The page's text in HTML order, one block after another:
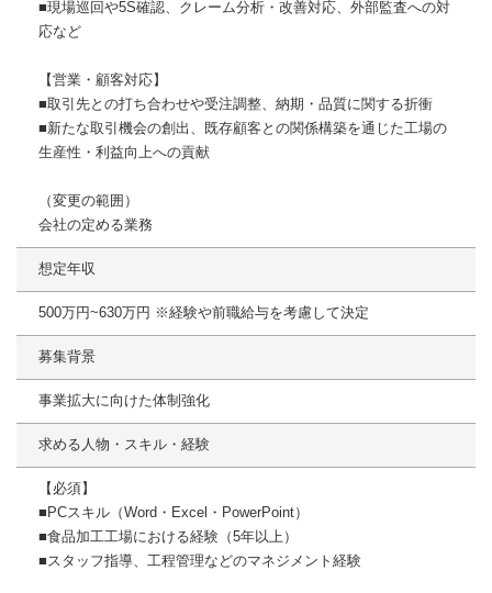
■現場巡回や5S確認、クレーム分析・改善対応、外部監査への対
応など
【営業・顧客対応】
■取引先との打ち合わせや受注調整、納期・品質に関する折衝
■新たな取引機会の創出、既存顧客との関係構築を通じた工場の
生産性・利益向上への貢献
（変更の範囲）
会社の定める業務
想定年収
500万円~630万円 ※経験や前職給与を考慮して決定
募集背景
事業拡大に向けた体制強化
求める人物・スキル・経験
【必須】
■PCスキル（Word・Excel・PowerPoint）
■食品加工工場における経験（5年以上）
■スタッフ指導、工程管理などのマネジメント経験